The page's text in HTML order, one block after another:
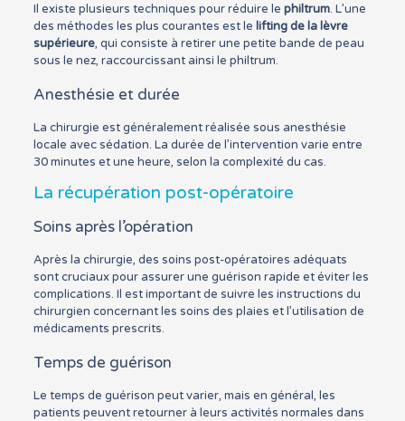
Il existe plusieurs techniques pour réduire le philtrum. L’une
des méthodes les plus courantes est le lifting de la lèvre
supérieure, qui consiste à retirer une petite bande de peau
sous le nez, raccourcissant ainsi le philtrum.
Anesthésie et durée
La chirurgie est généralement réalisée sous anesthésie
locale avec sédation. La durée de l’intervention varie entre
30 minutes et une heure, selon la complexité du cas.
La récupération post-opératoire
Soins après l’opération
Après la chirurgie, des soins post-opératoires adéquats
sont cruciaux pour assurer une guérison rapide et éviter les
complications. Il est important de suivre les instructions du
chirurgien concernant les soins des plaies et l’utilisation de
médicaments prescrits.
Temps de guérison
Le temps de guérison peut varier, mais en général, les
patients peuvent retourner à leurs activités normales dans